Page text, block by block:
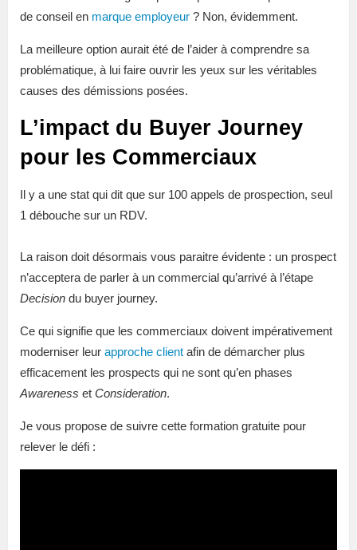
de conseil en marque employeur ? Non, évidemment.
La meilleure option aurait été de l’aider à comprendre sa
problématique, à lui faire ouvrir les yeux sur les véritables
causes des démissions posées.
L’impact du Buyer Journey
pour les Commerciaux
Il y a une stat qui dit que sur 100 appels de prospection, seul
1 débouche sur un RDV.
La raison doit désormais vous paraitre évidente : un prospect
n’acceptera de parler à un commercial qu’arrivé à l’étape
Decision du buyer journey.
Ce qui signifie que les commerciaux doivent impérativement
moderniser leur approche client afin de démarcher plus
efficacement les prospects qui ne sont qu’en phases
Awareness et Consideration.
Je vous propose de suivre cette formation gratuite pour
relever le défi :